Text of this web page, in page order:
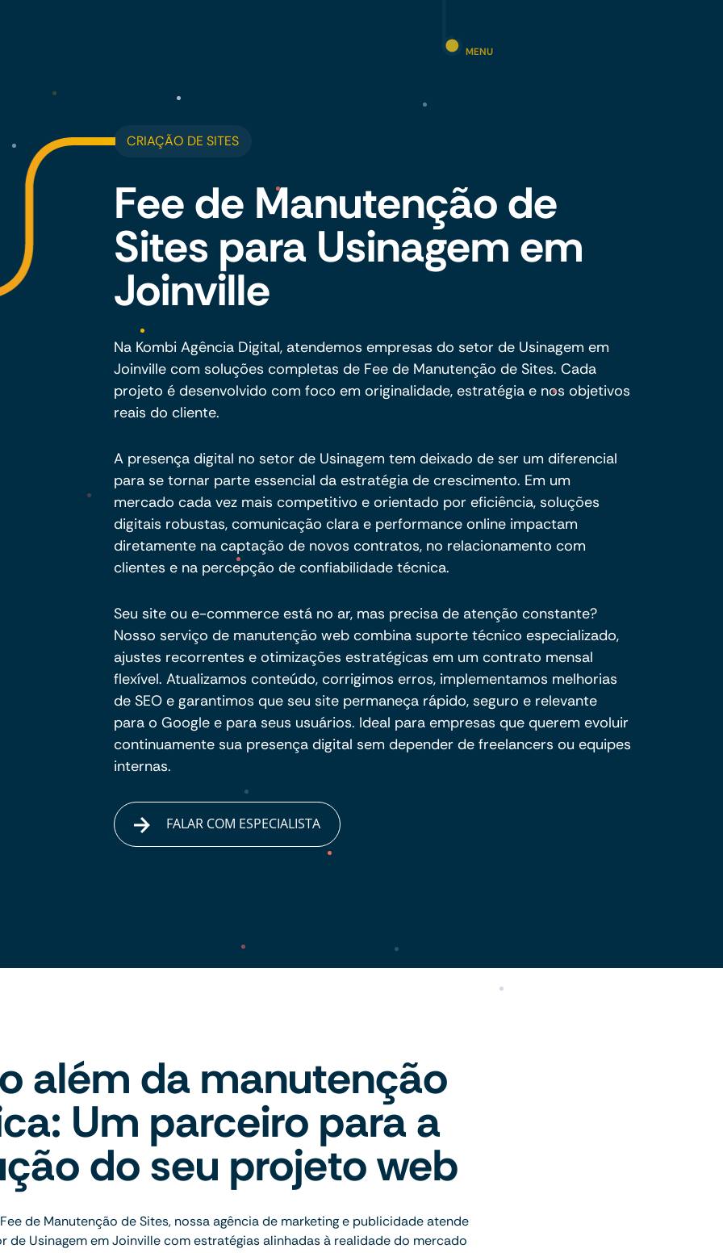
MENU
CRIAÇÃO DE SITES
Fee de Manutenção de
Sites para Usinagem em
Joinville
Na Kombi Agência Digital, atendemos empresas do setor de Usinagem em
Joinville com soluções completas de Fee de Manutenção de Sites. Cada
projeto é desenvolvido com foco em originalidade, estratégia e nos objetivos
reais do cliente.
A presença digital no setor de Usinagem tem deixado de ser um diferencial
para se tornar parte essencial da estratégia de crescimento. Em um
mercado cada vez mais competitivo e orientado por eficiência, soluções
digitais robustas, comunicação clara e performance online impactam
diretamente na captação de novos contratos, no relacionamento com
clientes e na percepção de confiabilidade técnica.
Seu site ou e-commerce está no ar, mas precisa de atenção constante?
Nosso serviço de manutenção web combina suporte técnico especializado,
ajustes recorrentes e otimizações estratégicas em um contrato mensal
flexível. Atualizamos conteúdo, corrigimos erros, implementamos melhorias
de SEO e garantimos que seu site permaneça rápido, seguro e relevante
para o Google e para seus usuários. Ideal para empresas que querem evoluir
continuamente sua presença digital sem depender de freelancers ou equipes
internas.
FALAR COM ESPECIALISTA
além da manutenção
Um parceiro para a
do seu projeto web
de Manutenção de Sites, nossa agência de marketing e publicidade atende
de Usinagem em Joinville com estratégias alinhadas à realidade do mercado